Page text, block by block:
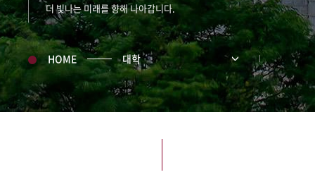
더 빛나는 미래를 향해 나아갑니다.
HOME 대학